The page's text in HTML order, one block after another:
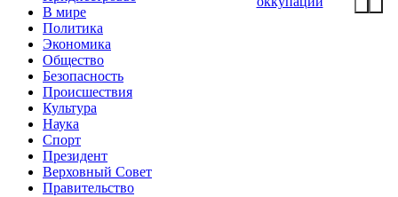
В мире
Политика
Экономика
Общество
Безопасность
Происшествия
Культура
Наука
Спорт
Президент
Верховный Совет
Правительство